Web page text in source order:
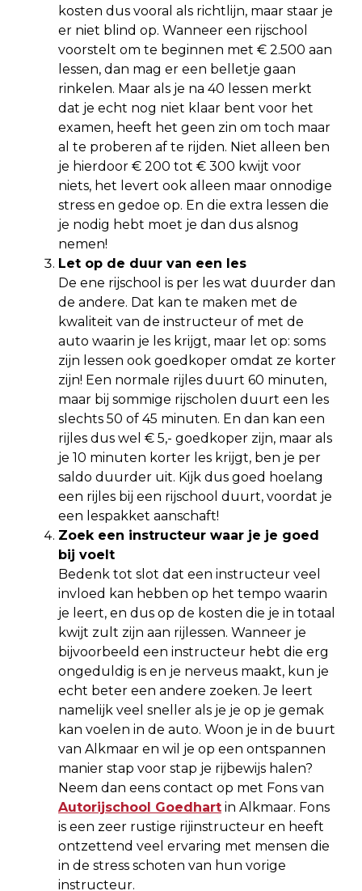
kosten dus vooral als richtlijn, maar staar je
er niet blind op. Wanneer een rijschool
voorstelt om te beginnen met € 2.500 aan
lessen, dan mag er een belletje gaan
rinkelen. Maar als je na 40 lessen merkt
dat je echt nog niet klaar bent voor het
examen, heeft het geen zin om toch maar
al te proberen af te rijden. Niet alleen ben
je hierdoor € 200 tot € 300 kwijt voor
niets, het levert ook alleen maar onnodige
stress en gedoe op. En die extra lessen die
je nodig hebt moet je dan dus alsnog
nemen!
Let op de duur van een les
De ene rijschool is per les wat duurder dan
de andere. Dat kan te maken met de
kwaliteit van de instructeur of met de
auto waarin je les krijgt, maar let op: soms
zijn lessen ook goedkoper omdat ze korter
zijn! Een normale rijles duurt 60 minuten,
maar bij sommige rijscholen duurt een les
slechts 50 of 45 minuten. En dan kan een
rijles dus wel € 5,- goedkoper zijn, maar als
je 10 minuten korter les krijgt, ben je per
saldo duurder uit. Kijk dus goed hoelang
een rijles bij een rijschool duurt, voordat je
een lespakket aanschaft!
Zoek een instructeur waar je je goed
bij voelt
Bedenk tot slot dat een instructeur veel
invloed kan hebben op het tempo waarin
je leert, en dus op de kosten die je in totaal
kwijt zult zijn aan rijlessen. Wanneer je
bijvoorbeeld een instructeur hebt die erg
ongeduldig is en je nerveus maakt, kun je
echt beter een andere zoeken. Je leert
namelijk veel sneller als je je op je gemak
kan voelen in de auto. Woon je in de buurt
van Alkmaar en wil je op een ontspannen
manier stap voor stap je rijbewijs halen?
Neem dan eens contact op met Fons van
Autorijschool Goedhart in Alkmaar. Fons
is een zeer rustige rijinstructeur en heeft
ontzettend veel ervaring met mensen die
in de stress schoten van hun vorige
instructeur.